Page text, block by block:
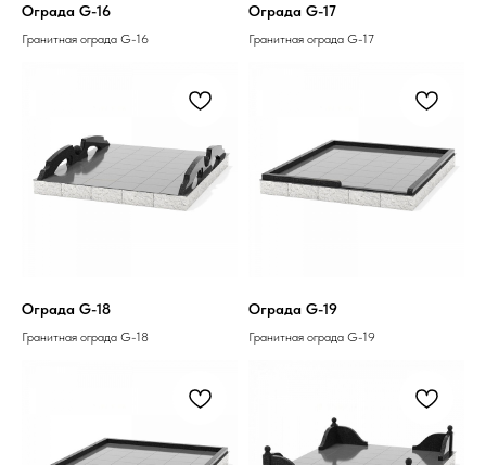
Ограда G-16
Гранитная ограда G-16
Ограда G-17
Гранитная ограда G-17
Ограда G-18
Гранитная ограда G-18
Ограда G-19
Гранитная ограда G-19